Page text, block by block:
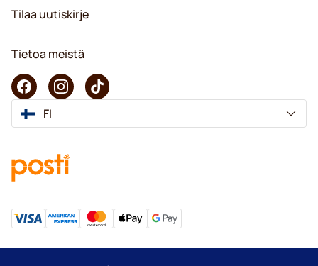
Tilaa uutiskirje
Tietoa meistä
FI